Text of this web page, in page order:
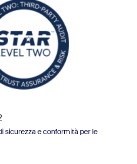
sicurezza e conformità per le